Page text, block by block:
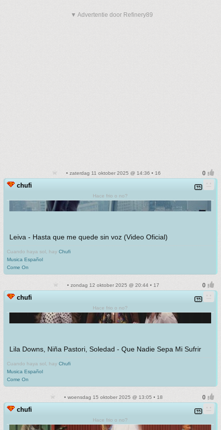
▼ Advertentie door Refinery89
• zaterdag 11 oktober 2025 @ 14:36 • 16
chufi
Hace frio o no?
Leiva - Hasta que me quede sin voz (Video Oficial)
Cuando haya sol, hay Chufi
Musica Español
Come On
• zondag 12 oktober 2025 @ 20:44 • 17
chufi
Hace frio o no?
Lila Downs, Niña Pastori, Soledad - Que Nadie Sepa Mi Sufrir
Cuando haya sol, hay Chufi
Musica Español
Come On
• woensdag 15 oktober 2025 @ 13:05 • 18
chufi
Hace frio o no?